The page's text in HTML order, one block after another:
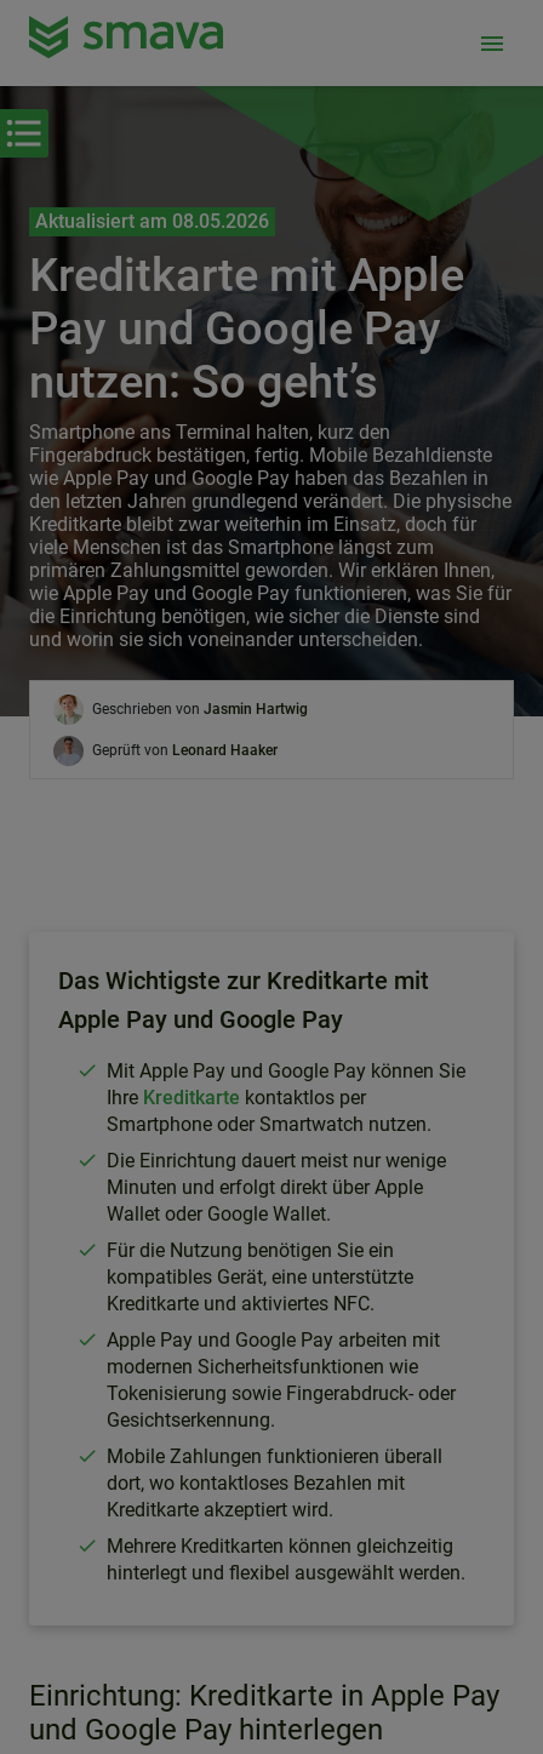
menu
Aktualisiert am 08.05.2026
Kreditkarte mit Apple
Pay und Google Pay
nutzen: So geht’s
Smartphone ans Terminal halten, kurz den
Fingerabdruck bestätigen, fertig. Mobile Bezahldienste
wie Apple Pay und Google Pay haben das Bezahlen in
den letzten Jahren grundlegend verändert. Die physische
Kreditkarte bleibt zwar weiterhin im Einsatz, doch für
viele Menschen ist das Smartphone längst zum
primären Zahlungsmittel geworden. Wir erklären Ihnen,
wie Apple Pay und Google Pay funktionieren, was Sie für
die Einrichtung benötigen, wie sicher die Dienste sind
und worin sie sich voneinander unterscheiden.
Geschrieben von Jasmin Hartwig
Geprüft von Leonard Haaker
Das Wichtigste zur Kreditkarte mit
Apple Pay und Google Pay
Mit Apple Pay und Google Pay können Sie
Ihre Kreditkarte kontaktlos per
Smartphone oder Smartwatch nutzen.
Die Einrichtung dauert meist nur wenige
Minuten und erfolgt direkt über Apple
Wallet oder Google Wallet.
Für die Nutzung benötigen Sie ein
kompatibles Gerät, eine unterstützte
Kreditkarte und aktiviertes NFC.
Apple Pay und Google Pay arbeiten mit
modernen Sicherheitsfunktionen wie
Tokenisierung sowie Fingerabdruck- oder
Gesichtserkennung.
Mobile Zahlungen funktionieren überall
dort, wo kontaktloses Bezahlen mit
Kreditkarte akzeptiert wird.
Mehrere Kreditkarten können gleichzeitig
hinterlegt und flexibel ausgewählt werden.
Einrichtung: Kreditkarte in Apple Pay
und Google Pay hinterlegen